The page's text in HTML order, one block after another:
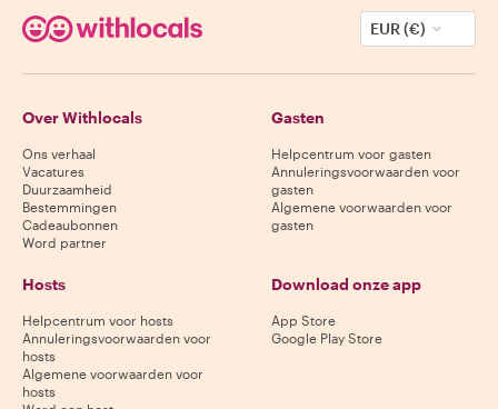
EUR (€)
Over Withlocals
Ons verhaal
Vacatures
Duurzaamheid
Bestemmingen
Cadeaubonnen
Word partner
Gasten
Helpcentrum voor gasten
Annuleringsvoorwaarden voor
gasten
Algemene voorwaarden voor
gasten
Hosts
Helpcentrum voor hosts
Annuleringsvoorwaarden voor
hosts
Algemene voorwaarden voor
hosts
Download onze app
App Store
Google Play Store